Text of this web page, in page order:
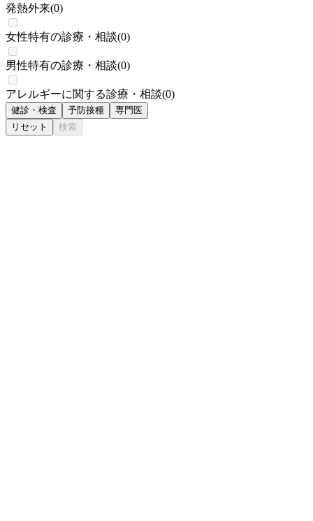
発熱外来(0)
女性特有の診療・相談(0)
男性特有の診療・相談(0)
アレルギーに関する診療・相談(0)
健診・検査 予防接種
専門医
リセット
検索